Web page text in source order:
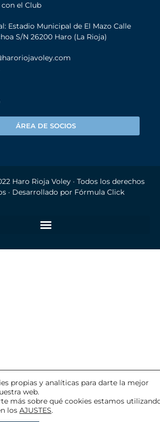
el Club
Estadio Municipal de El Mazo Calle
S/N 26200 Haro (La Rioja)
ÁREA DE SOCIOS
Haro Rioja Voley· Todos los derechos
· Desarrollado por Fórmula Click
propias y analíticas para darte la mejor
web.
más sobre qué cookies estamos
los AJUSTES.